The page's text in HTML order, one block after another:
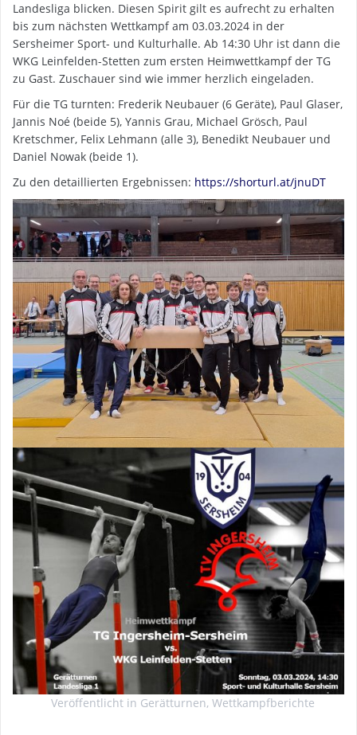
Landesliga blicken. Diesen Spirit gilt es aufrecht zu erhalten
bis zum nächsten Wettkampf am 03.03.2024 in der
Sersheimer Sport- und Kulturhalle. Ab 14:30 Uhr ist dann die
WKG Leinfelden-Stetten zum ersten Heimwettkampf der TG
zu Gast. Zuschauer sind wie immer herzlich eingeladen.
Für die TG turnten: Frederik Neubauer (6 Geräte), Paul Glaser,
Jannis Noé (beide 5), Yannis Grau, Michael Grösch, Paul
Kretschmer, Felix Lehmann (alle 3), Benedikt Neubauer und
Daniel Nowak (beide 1).
Zu den detaillierten Ergebnissen: https://shorturl.at/jnuDT
Veröffentlicht in Gerätturnen, Wettkampfberichte